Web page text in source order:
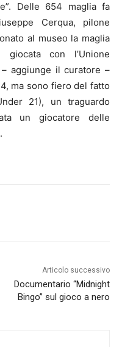
Delle 654 maglia fa
Cerqua, pilone
al museo la maglia
giocata con l’Unione
– aggiunge il curatore –
ma sono fiero del fatto
21), un traguardo
un giocatore delle
Articolo successivo
Documentario “Midnight
Bingo” sul gioco a nero